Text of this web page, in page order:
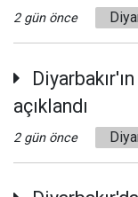
2 gün önce
açıklandı
2 gün önce